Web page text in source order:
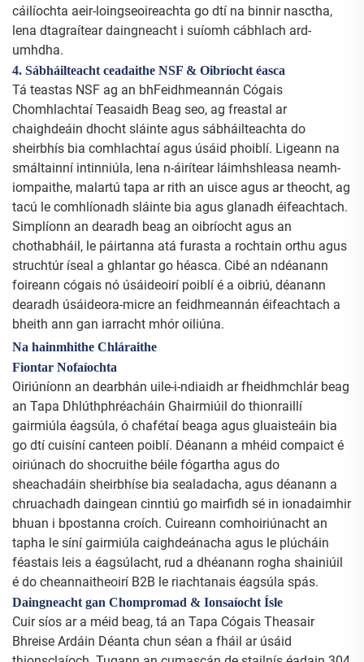
cáilíochta aeir-loingseoireachta go dtí na binnir nasctha,
lena dtagraítear daingneacht i suíomh cábhlach ard-
umhdha.
4. Sábháilteacht ceadaithe NSF & Oibríocht éasca
Tá teastas NSF ag an bhFeidhmeannán Cógais
Chomhlachtaí Teasaidh Beag seo, ag freastal ar
chaighdeáin dhocht sláinte agus sábháilteachta do
sheirbhís bia comhlachtaí agus úsáid phoiblí. Ligeann na
smáltainní intinniúla, lena n-áirítear láimhshleasa neamh-
iompaithe, malartú tapa ar rith an uisce agus ar theocht, ag
tacú le comhlíonadh sláinte bia agus glanadh éifeachtach.
Simplíonn an dearadh beag an oibríocht agus an
chothabháil, le páirtanna atá furasta a rochtain orthu agus
struchtúr íseal a ghlantar go héasca. Cibé an ndéanann
foireann cógais nó úsáideoirí poiblí é a oibriú, déanann
dearadh úsáideora-micre an feidhmeannán éifeachtach a
bheith ann gan iarracht mhór oiliúna.
Na hainmhithe Chláraithe
Fiontar Nofaíochta
Oiriúníonn an dearbhán uile-i-ndiaidh ar fheidhmchlár beag
an Tapa Dhlúthphréacháin Ghairmiúil do thionraillí
gairmiúla éagsúla, ó chafétaí beaga agus gluaisteáin bia
go dtí cuisíní canteen poiblí. Déanann a mhéid compaict é
oiriúnach do shocruithe béile fógartha agus do
sheachadáin sheirbhíse bia sealadacha, agus déanann a
chruachadh daingean cinntiú go mairfidh sé in ionadaimhir
bhuan i bpostanna croích. Cuireann comhoiriúnacht an
tapha le síní gairmiúla caighdeánacha agus le plúcháin
féastais leis a éagsúlacht, rud a dhéanann rogha shainiúil
é do cheannaitheoirí B2B le riachtanais éagsúla spás.
Daingneacht gan Chompromad & Ionsaíocht Ísle
Cuir síos ar a méid beag, tá an Tapa Cógais Theasair
Bhreise Ardáin Déanta chun séan a fháil ar úsáid